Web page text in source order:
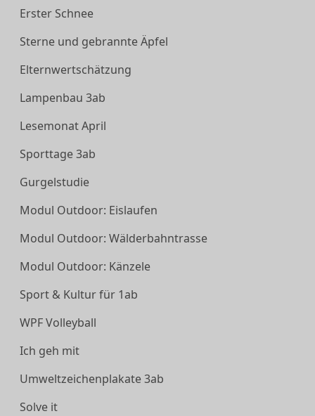
Erster Schnee
Sterne und gebrannte Äpfel
Elternwertschätzung
Lampenbau 3ab
Lesemonat April
Sporttage 3ab
Gurgelstudie
Modul Outdoor: Eislaufen
Modul Outdoor: Wälderbahntrasse
Modul Outdoor: Känzele
Sport & Kultur für 1ab
WPF Volleyball
Ich geh mit
Umweltzeichenplakate 3ab
Solve it